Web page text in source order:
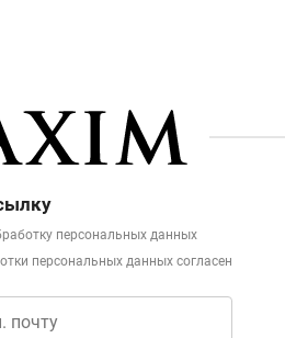
персональных данных
персональных данных согласен